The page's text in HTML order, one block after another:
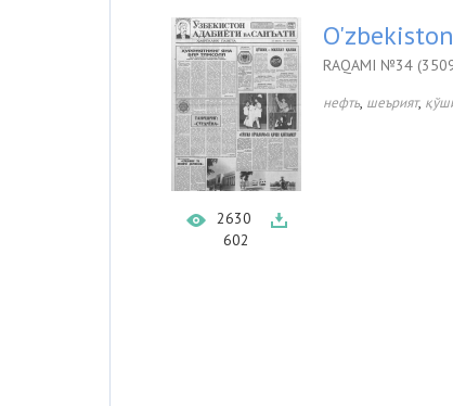
2630
602
RAQAMI №34
нефть, шеърият,